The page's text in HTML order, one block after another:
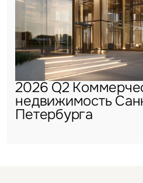
2026 Q2
недвижимость
Петербурга